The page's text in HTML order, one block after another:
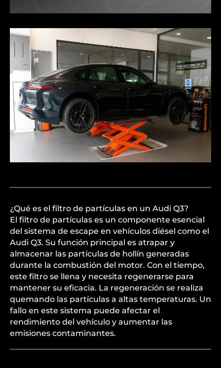
¿Qué es el filtro de partículas en un Audi Q3?
El filtro de partículas es un componente esencial
del sistema de escape en vehículos diésel como el
Audi Q3. Su función principal es atrapar y
almacenar las partículas de hollín generadas
durante la combustión del motor. Con el tiempo,
este filtro se llena y necesita regenerarse para
mantener su eficacia. La regeneración se realiza
quemando las partículas a altas temperaturas. Un
fallo en este sistema puede afectar el
rendimiento del vehículo y aumentar las
emisiones contaminantes.